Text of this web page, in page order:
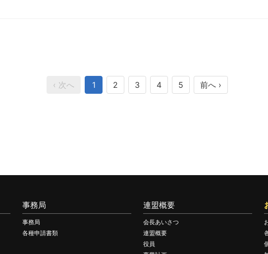
‹ 次へ 前へ ›
1 2 3 4 5
事務局
事務局
各種申請書類
連盟概要
会長あいさつ
連盟概要
役員